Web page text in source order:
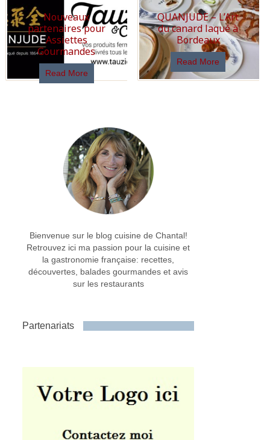
Nouveaux
partenaires pour
Assiettes
Gourmandes
Read More
QUANJUDE – L’Art
du canard laqué à
Bordeaux
Read More
Bienvenue sur le blog cuisine de Chantal!
Retrouvez ici ma passion pour la cuisine et
la gastronomie française: recettes,
découvertes, balades gourmandes et avis
sur les restaurants
Partenariats